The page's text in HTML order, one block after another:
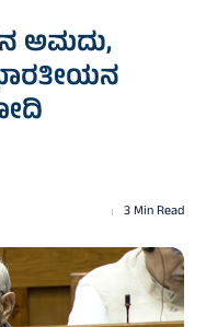
ಅಮದು,
3 Min Read